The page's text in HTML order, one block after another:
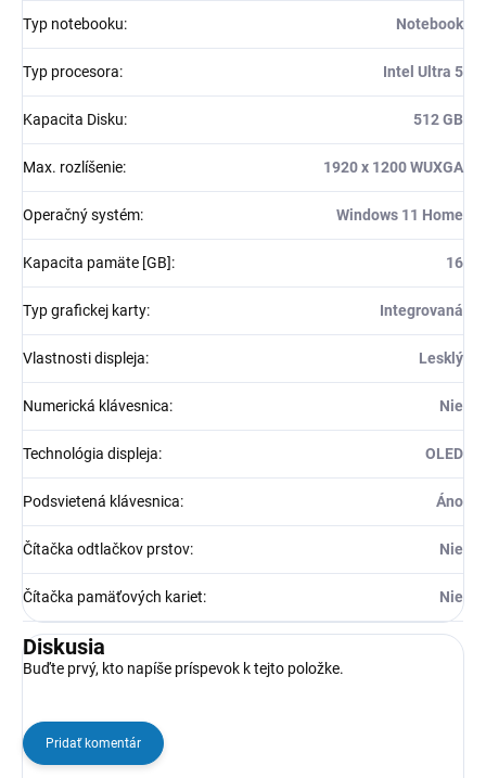
Typ notebooku: Notebook
Typ procesora: Intel Ultra 5
Kapacita Disku: 512 GB
Max. rozlíšenie: 1920 x 1200 WUXGA
Operačný systém: Windows 11 Home
Kapacita pamäte [GB]: 16
Typ grafickej karty: Integrovaná
Vlastnosti displeja: Lesklý
Numerická klávesnica: Nie
Technológia displeja: OLED
Podsvietená klávesnica: Áno
Čítačka odtlačkov prstov: Nie
Čítačka pamäťových kariet: Nie
Diskusia
Buďte prvý, kto napíše príspevok k tejto položke.
Pridať komentár